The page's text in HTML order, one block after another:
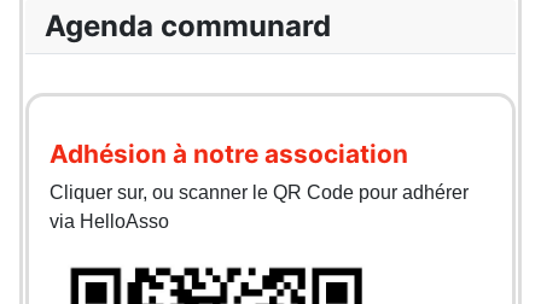
Agenda communard
Adhésion à notre association
Cliquer sur, ou scanner le QR Code pour adhérer
via HelloAsso